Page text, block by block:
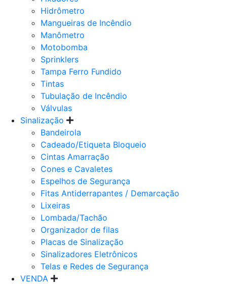
Hidrômetro
Mangueiras de Incêndio
Manômetro
Motobomba
Sprinklers
Tampa Ferro Fundido
Tintas
Tubulação de Incêndio
Válvulas
Sinalização
Bandeirola
Cadeado/Etiqueta Bloqueio
Cintas Amarração
Cones e Cavaletes
Espelhos de Segurança
Fitas Antiderrapantes / Demarcação
Lixeiras
Lombada/Tachão
Organizador de filas
Placas de Sinalização
Sinalizadores Eletrônicos
Telas e Redes de Segurança
VENDA